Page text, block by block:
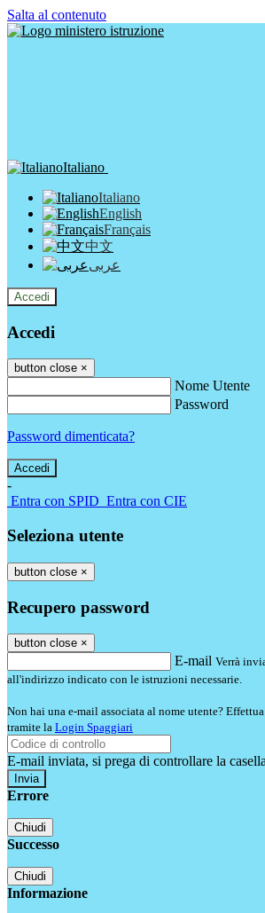
Salta al contenuto
Italiano
Italiano
English
Français
中文
عربى
Accedi
Accedi
button close ×
Nome Utente
Password
Password dimenticata?
-
Entra con SPID Entra con CIE
Seleziona utente
button close ×
Recupero password
button close ×
E-mail Verrà
all'indirizzo indicato con le istruzioni necessarie.
Non hai una e-mail associata al nome utente?
tramite la Login Spaggiari
E-mail inviata, si prega di controllare la
Errore
Chiudi
Successo
Chiudi
Informazione